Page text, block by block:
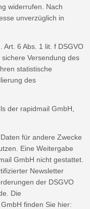
widerrufen. Nach
unverzüglich in
6 Abs. 1 lit. f DSGVO
Versendung des
statistische
des
der rapidmail GmbH,
für andere Zwecke
Eine Weitergabe
GmbH nicht gestattet.
Newsletter
der DSGVO
Die
finden Sie hier: